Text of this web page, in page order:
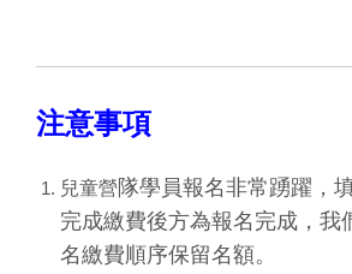
注意事項
兒童營隊學員報名非常踴躍，
完成繳費後方為報名完成，我
名繳費順序保留名額。